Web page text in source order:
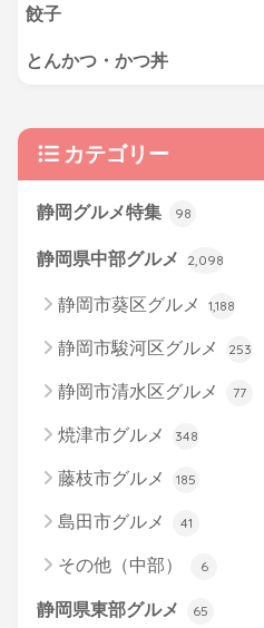
餃子
とんかつ・かつ丼
カテゴリー
静岡グルメ特集 98
静岡県中部グルメ 2,098
静岡市葵区グルメ 1,188
静岡市駿河区グルメ 253
静岡市清水区グルメ 77
焼津市グルメ 348
藤枝市グルメ 185
島田市グルメ 41
その他（中部） 6
静岡県東部グルメ 65